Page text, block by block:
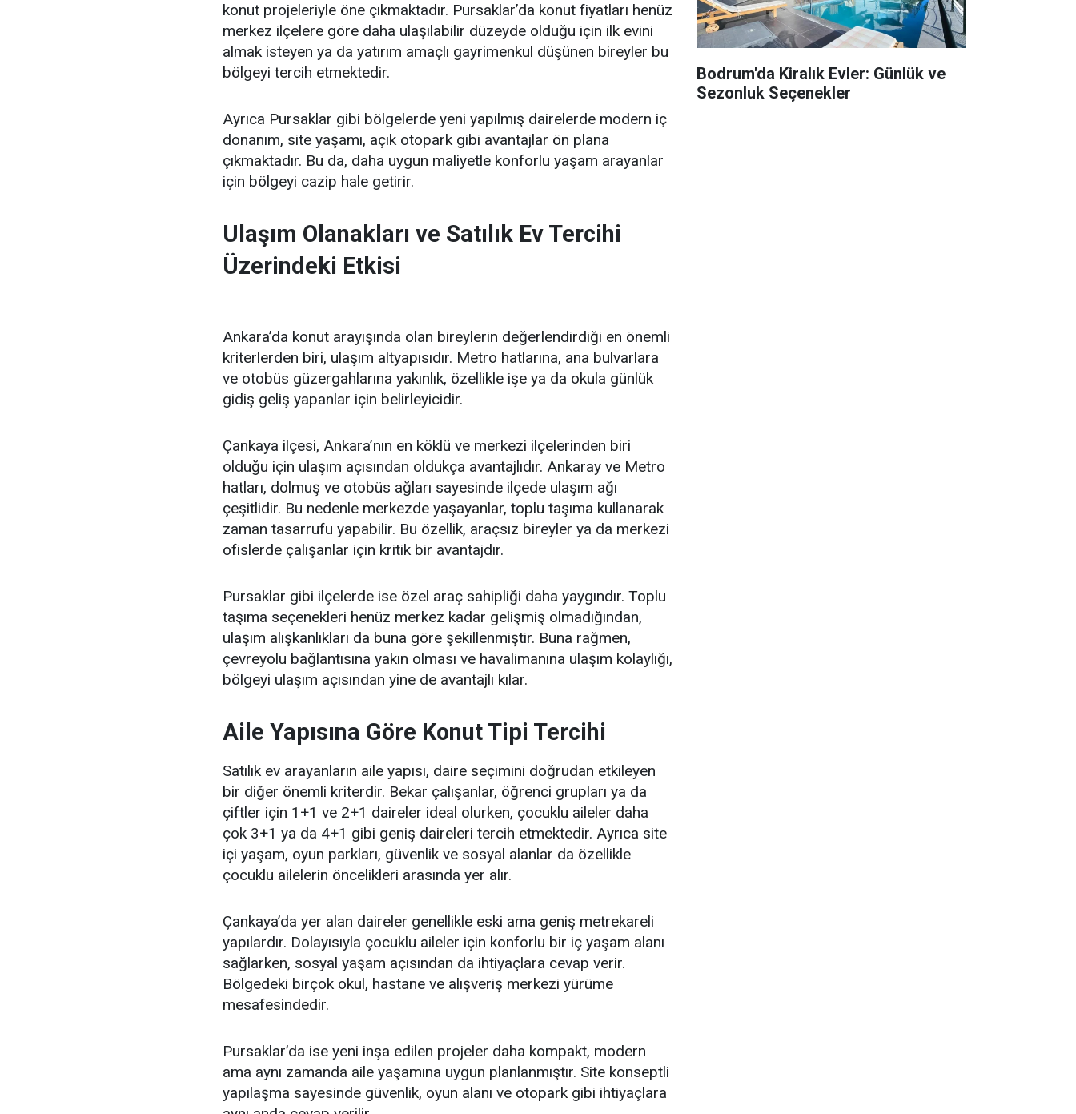
konut projeleriyle öne çıkmaktadır. Pursaklar’da konut fiyatları henüz
merkez ilçelere göre daha ulaşılabilir düzeyde olduğu için ilk evini
almak isteyen ya da yatırım amaçlı gayrimenkul düşünen bireyler bu
bölgeyi tercih etmektedir.
Ayrıca Pursaklar gibi bölgelerde yeni yapılmış dairelerde modern iç
donanım, site yaşamı, açık otopark gibi avantajlar ön plana
çıkmaktadır. Bu da, daha uygun maliyetle konforlu yaşam arayanlar
için bölgeyi cazip hale getirir.
Ulaşım Olanakları ve Satılık Ev Tercihi
Üzerindeki Etkisi
Ankara’da konut arayışında olan bireylerin değerlendirdiği en önemli
kriterlerden biri, ulaşım altyapısıdır. Metro hatlarına, ana bulvarlara
ve otobüs güzergahlarına yakınlık, özellikle işe ya da okula günlük
gidiş geliş yapanlar için belirleyicidir.
Çankaya ilçesi, Ankara’nın en köklü ve merkezi ilçelerinden biri
olduğu için ulaşım açısından oldukça avantajlıdır. Ankaray ve Metro
hatları, dolmuş ve otobüs ağları sayesinde ilçede ulaşım ağı
çeşitlidir. Bu nedenle merkezde yaşayanlar, toplu taşıma kullanarak
zaman tasarrufu yapabilir. Bu özellik, araçsız bireyler ya da merkezi
ofislerde çalışanlar için kritik bir avantajdır.
Pursaklar gibi ilçelerde ise özel araç sahipliği daha yaygındır. Toplu
taşıma seçenekleri henüz merkez kadar gelişmiş olmadığından,
ulaşım alışkanlıkları da buna göre şekillenmiştir. Buna rağmen,
çevreyolu bağlantısına yakın olması ve havalimanına ulaşım kolaylığı,
bölgeyi ulaşım açısından yine de avantajlı kılar.
Aile Yapısına Göre Konut Tipi Tercihi
Satılık ev arayanların aile yapısı, daire seçimini doğrudan etkileyen
bir diğer önemli kriterdir. Bekar çalışanlar, öğrenci grupları ya da
çiftler için 1+1 ve 2+1 daireler ideal olurken, çocuklu aileler daha
çok 3+1 ya da 4+1 gibi geniş daireleri tercih etmektedir. Ayrıca site
içi yaşam, oyun parkları, güvenlik ve sosyal alanlar da özellikle
çocuklu ailelerin öncelikleri arasında yer alır.
Çankaya’da yer alan daireler genellikle eski ama geniş metrekareli
yapılardır. Dolayısıyla çocuklu aileler için konforlu bir iç yaşam alanı
sağlarken, sosyal yaşam açısından da ihtiyaçlara cevap verir.
Bölgedeki birçok okul, hastane ve alışveriş merkezi yürüme
mesafesindedir.
Pursaklar’da ise yeni inşa edilen projeler daha kompakt, modern
ama aynı zamanda aile yaşamına uygun planlanmıştır. Site konseptli
yapılaşma sayesinde güvenlik, oyun alanı ve otopark gibi ihtiyaçlara
Bodrum'da Kiralık Evler: Günlük ve
Sezonluk Seçenekler